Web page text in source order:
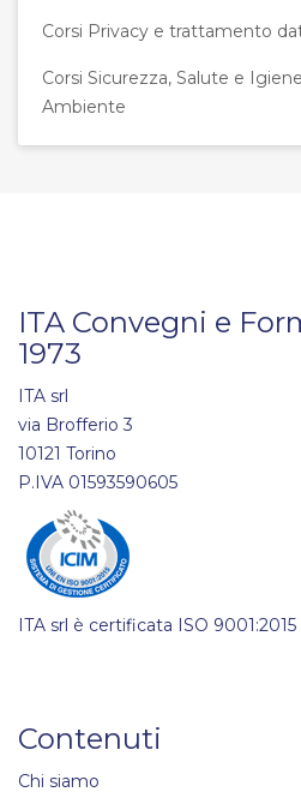
Corsi Privacy e trattamento
Corsi Sicurezza, Salute e
Ambiente
ITA Convegni e
1973
ITA srl
via Brofferio 3
10121 Torino
P.IVA 01593590605
ITA srl è certificata ISO 9001:2015
Contenuti
Chi siamo